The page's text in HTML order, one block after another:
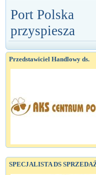
Port Polska
przyspiesza
Przedstawiciel Handlowy ds.
SPECJALISTA DS